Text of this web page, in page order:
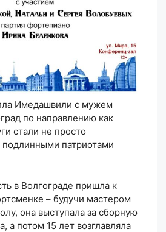
Имедашвили с мужем
по направлению как
стали не просто
подлинными патриотами
в Волгограде пришла к
– будучи мастером
она выступала за сборную
а потом 15 лет возглавляла